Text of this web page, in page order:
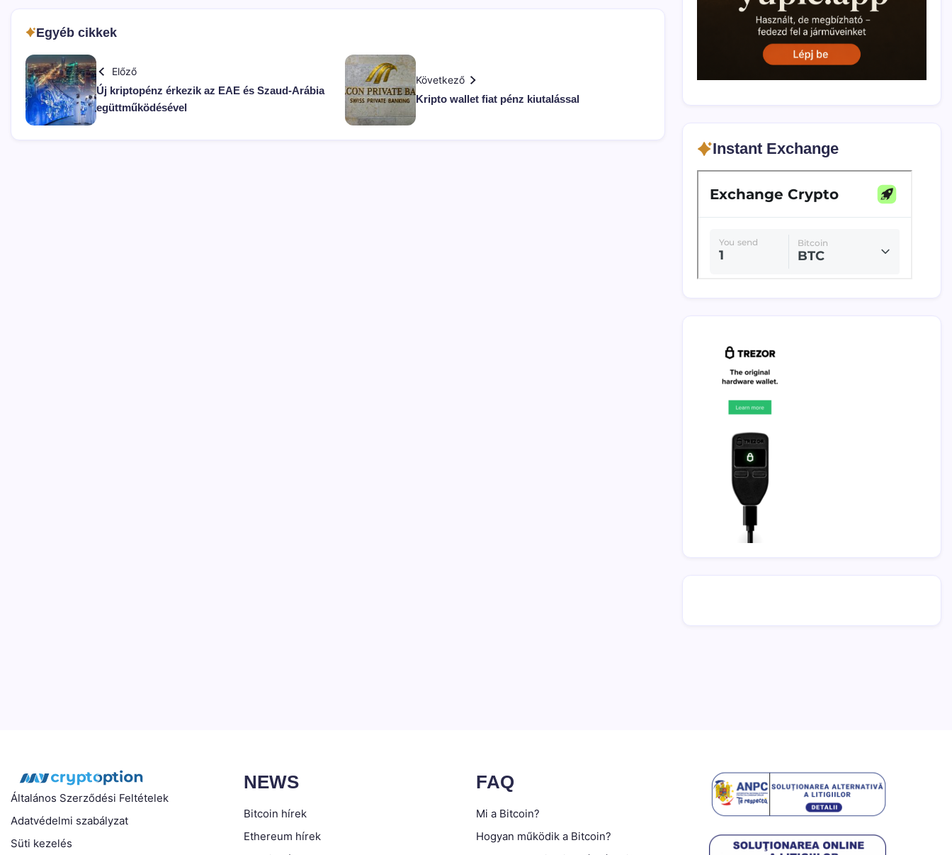
Egyéb cikkek
Előző
Új kriptopénz érkezik az EAE és Szaud-Arábia
egüttműködésével
Következő
Kripto wallet fiat pénz kiutalással
Instant Exchange
Általános Szerződési Feltételek
Adatvédelmi szabályzat
Süti kezelés
NEWS
Bitcoin hírek
Ethereum hírek
FAQ
Mi a Bitcoin?
Hogyan működik a Bitcoin?